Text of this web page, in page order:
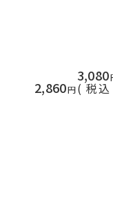
3,080
2,860 税込